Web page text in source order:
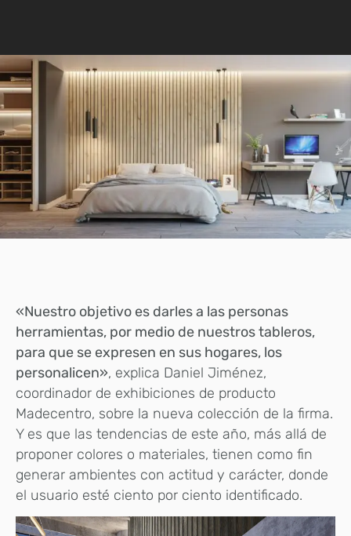
«Nuestro objetivo es darles a las personas
herramientas, por medio de nuestros tableros,
para que se expresen en sus hogares, los
personalicen», explica Daniel Jiménez,
coordinador de exhibiciones de producto
Madecentro, sobre la nueva colección de la firma.
Y es que las tendencias de este año, más allá de
proponer colores o materiales, tienen como fin
generar ambientes con actitud y carácter, donde
el usuario esté ciento por ciento identificado.